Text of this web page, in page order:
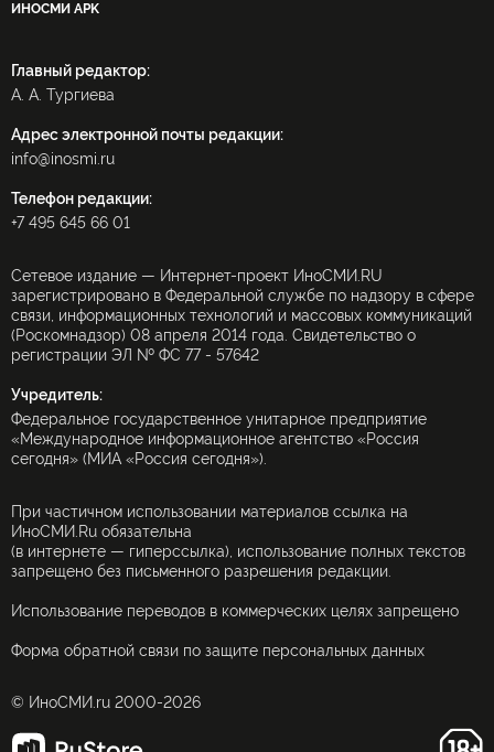
ИНОСМИ APK
Главный редактор:
А. А. Тургиева
Адрес электронной почты редакции:
info@inosmi.ru
Телефон редакции:
+7 495 645 66 01
Сетевое издание — Интернет-проект ИноСМИ.RU
зарегистрировано в Федеральной службе по надзору в сфере
связи, информационных технологий и массовых коммуникаций
(Роскомнадзор) 08 апреля 2014 года. Свидетельство о
регистрации ЭЛ № ФС 77 - 57642
Учредитель:
Федеральное государственное унитарное предприятие
«Международное информационное агентство «Россия
сегодня» (МИА «Россия сегодня»).
При частичном использовании материалов ссылка на
ИноСМИ.Ru обязательна
(в интернете — гиперссылка), использование полных текстов
запрещено без письменного разрешения редакции.
Использование переводов в коммерческих целях запрещено
Форма обратной связи по защите персональных данных
© ИноСМИ.ru 2000-2026